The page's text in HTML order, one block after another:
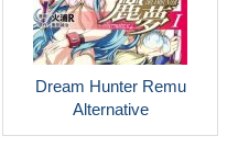
Dream Hunter Remu
Alternative